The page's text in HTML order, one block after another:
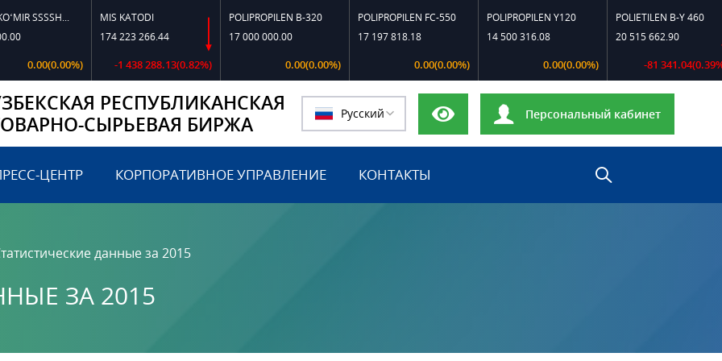
TOSHKO‘MIR SSSSH-13
0.00(0.00%)
MIS KATODI
174 223 266.44
-1 438 288.13(0.82%)
POLIPROPILEN B-320
17 000 000.00
0.00(0.00%)
POLIPROPILEN FC-550
17 197 818.18
0.00(0.00%)
POLIPROPILEN Y120
14 500 316.08
0.00(0.00%)
POLIETILEN B-Y 460
20 515 662.90
-81 341.04(0.39%)
РЕСПУБЛИКАНСКАЯ
СЫРЬЕВАЯ БИРЖА
Русский Персональный кабинет
ЦЕНТР КОРПОРАТИВНОЕ УПРАВЛЕНИЕ КОНТАКТЫ
данные за 2015
ЗА 2015